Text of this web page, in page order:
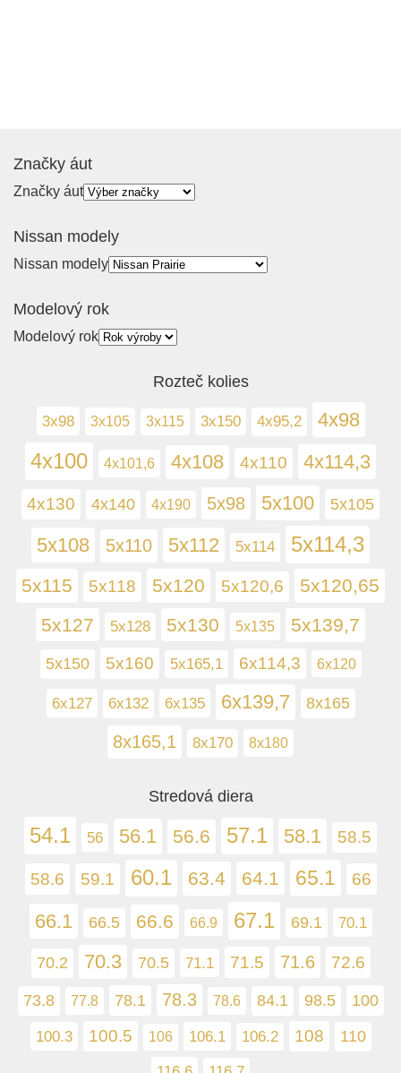
Značky áut
Značky áut
Nissan modely
Nissan modely
Modelový rok
Modelový rok
Rozteč kolies
3x98 3x105 3x115 3x150 4x95,2 4x98
4x100 4x101,6 4x108 4x110 4x114,3
4x130 4x140 4x190 5x98 5x100 5x105
5x108 5x110 5x112 5x114 5x114,3
5x115 5x118 5x120 5x120,6
5x120,65
5x127
5x128 5x130 5x135 5x139,7
5x150 5x160 5x165,1 6x114,3 6x120
6x127 6x132 6x135 6x139,7 8x165
8x165,1 8x170 8x180
Stredová diera
54.1 56 56.1 56.6 57.1 58.1 58.5
58.6 59.1 60.1 63.4 64.1 65.1 66
66.1 66.5 66.6 66.9 67.1 69.1 70.1
70.2 70.3 70.5 71.1 71.5 71.6 72.6
73.8 77.8 78.1 78.3 78.6 84.1 98.5 100
100.3 100.5 106 106.1 106.2 108
110